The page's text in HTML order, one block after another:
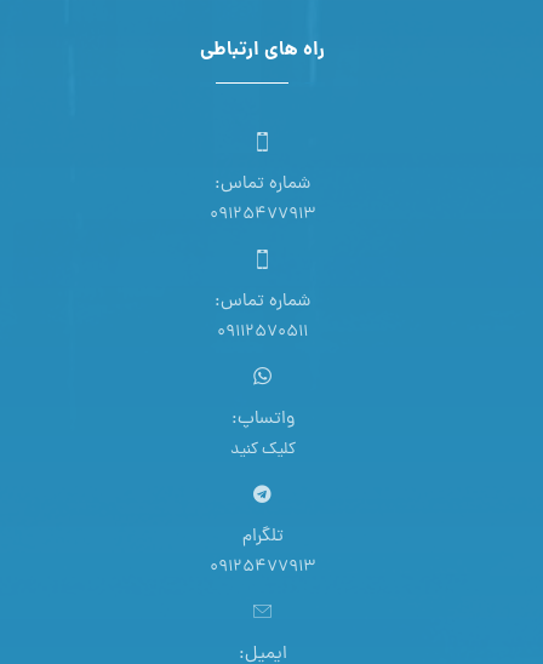
راه های ارتباطی
شماره تماس:
09125477913
شماره تماس:
09112570511
واتساپ:
کلیک کنید
تلگرام
09125477913
ایمیل: